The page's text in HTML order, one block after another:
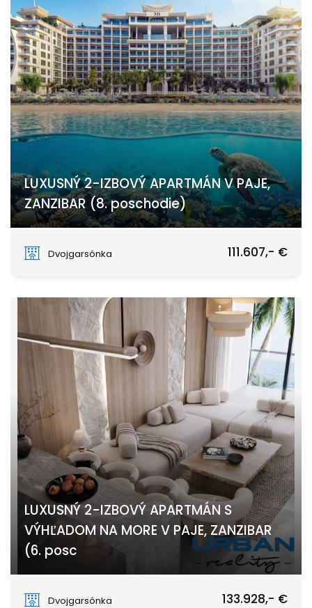
LUXUSNÝ 2-IZBOVÝ APARTMÁN V PAJE,
ZANZIBAR (8. poschodie)
Dvojgarsónka
111.607,- €
LUXUSNÝ 2-IZBOVÝ APARTMÁN S
VÝHĽADOM NA MORE V PAJE, ZANZIBAR
(6. posc
Dvojgarsónka
133.928,- €